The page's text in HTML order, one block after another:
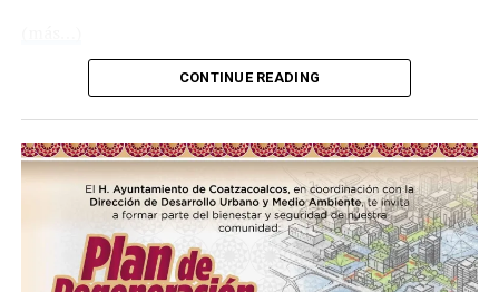
Me gusta esto:
CONTINUE READING